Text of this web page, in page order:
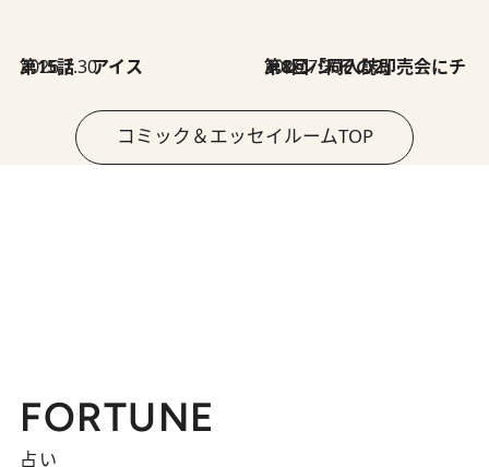
2026.7.30
第15話 アイス 2026.7.30
第8回「同人誌即売会にチャレンジ その2」
コミック＆エッセイルームTOP
FORTUNE
占い